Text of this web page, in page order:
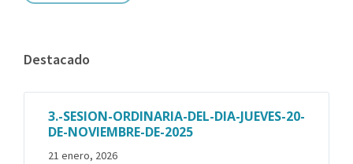
Destacado
3.-SESION-ORDINARIA-DEL-DIA-JUEVES-20-
DE-NOVIEMBRE-DE-2025
21 enero, 2026